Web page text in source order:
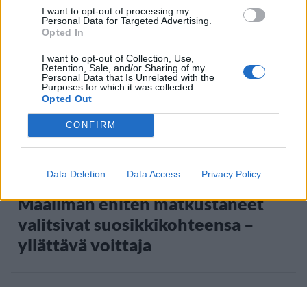
I want to opt-out of processing my
Personal Data for Targeted Advertising.
Opted In
I want to opt-out of Collection, Use,
Retention, Sale, and/or Sharing of my
Personal Data that Is Unrelated with the
Purposes for which it was collected.
Opted Out
CONFIRM
Data Deletion Data Access Privacy Policy
Staran luetuimmat
1
Maailman eniten matkustaneet
valitsivat suosikkikohteensa –
yllättävä voittaja